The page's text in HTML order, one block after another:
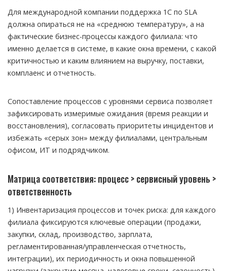
Для международной компании поддержка 1С по SLA
должна опираться не на «среднюю температуру», а на
фактические бизнес-процессы каждого филиала: что
именно делается в системе, в какие окна времени, с какой
критичностью и каким влиянием на выручку, поставки,
комплаенс и отчетность.
Сопоставление процессов с уровнями сервиса позволяет
зафиксировать измеримые ожидания (время реакции и
восстановления), согласовать приоритеты инцидентов и
избежать «серых зон» между филиалами, центральным
офисом, ИТ и подрядчиком.
Матрица соответствия: процесс > сервисный уровень >
ответственность
1) Инвентаризация процессов и точек риска: для каждого
филиала фиксируются ключевые операции (продажи,
закупки, склад, производство, зарплата,
регламентированная/управленческая отчетность,
интеграции), их периодичность и окна повышенной